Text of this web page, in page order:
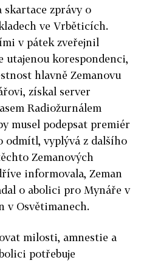
skartace zprávy o
ve Vrběticích.
v pátek zveřejnil
utajenou korespondenci,
hlavně Zemanovu
získal server
Radiožurnálem
musel podepsat premiér
odmítl, vyplývá z dalšího
Zemanových
informovala, Zeman
o abolici pro Mynáře v
v Osvětimanech.
milosti, amnestie a
potřebuje